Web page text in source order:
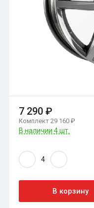
7 290 ₽
Комплект 29 160 ₽
В наличии 4 шт.
В корзину